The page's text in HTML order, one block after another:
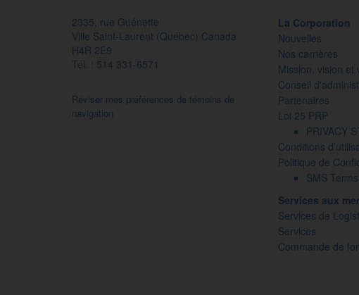
2335, rue Guénette
Ville Saint-Laurent (Québec) Canada
H4R 2E9
Tél. : 514 331-6571
Réviser mes préférences de témoins de
navigation
La Corporation
Nouvelles
Nos carrières
Mission, vision et
Conseil
Partenaires
Loi 25 PRP
PRIVACY
Conditions
Politique de
SMS
Services aux
Services de
Services
Commande de